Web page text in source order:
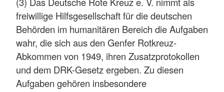
freiwillige Hilfsgesellschaft für die deutschen
Behörden im humanitären Bereich die Aufgaben
wahr, die sich aus den Genfer Rotkreuz-
Abkommen von 1949, ihren Zusatzprotokollen
und dem DRK-Gesetz ergeben. Zu diesen
Aufgaben gehören insbesondere